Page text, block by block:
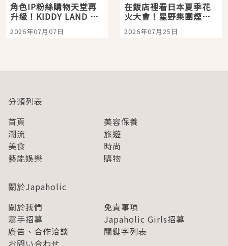
角色IP粉絲購物天堂再
升級！KIDDY LAND 原
宿店吉伊卡哇迎客，新
開幕 OMOKADO 店3分
2026年07月07日
在飯店裡看日本夏季花
火大會！星野集團煙火
景觀飯店6選，讓你不用
人擠人悠閒欣賞
2026年07月25日
分類列表
首頁
美容保養
潮流
旅遊
美食
時尚
藝能娛樂
購物
關於Japaholic
關於我們
免責事項
寫手招募
Japaholic Girls招募
廣告、合作洽談
關鍵字列表